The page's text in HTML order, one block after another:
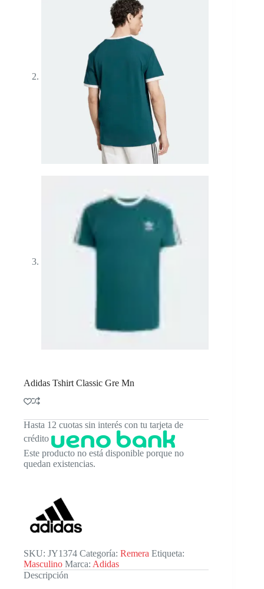
Adidas Tshirt Classic Gre Mn
Hasta 12 cuotas sin interés con tu tarjeta de
crédito
Este producto no está disponible porque no
quedan existencias.
SKU: JY1374 Categoría: Remera Etiqueta:
Masculino Marca: Adidas
Descripción